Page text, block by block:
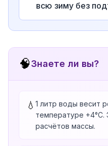
всю зиму без
🧠Знаете ли вы?
💧 1 литр воды весит
температуре
расчётов массы.